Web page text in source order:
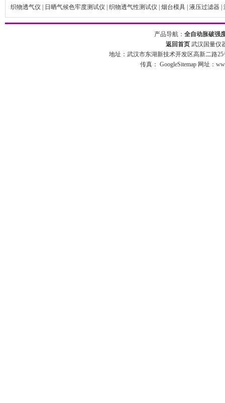
织物透气仪 日晒气候色牢度测试仪 织物透气性测试仪 烟台模具 液压过滤器
产品导航： 全自动胀破强
返回首页武汉国量仪
地址：武汉市东湖新技术开发区高新二路
传真： GoogleSitemap 网址：